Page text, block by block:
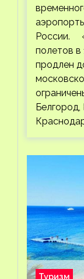
России.
полетов в
продлен
Туризм